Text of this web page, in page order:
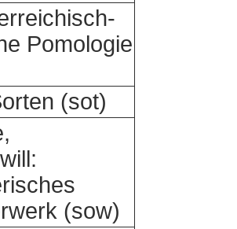
Pomologie
(sot)
(sow)